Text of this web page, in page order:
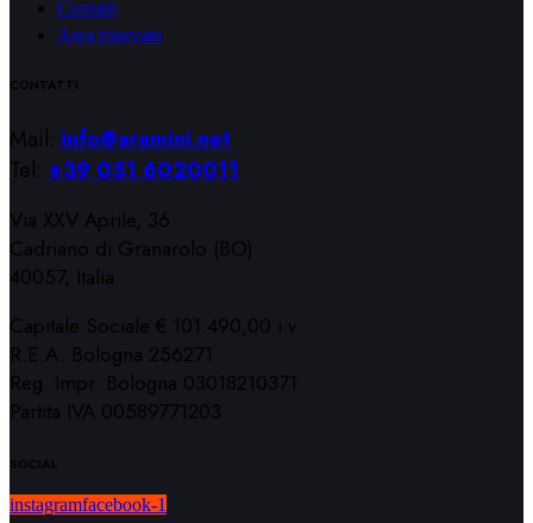
Contatti
Area riservata
CONTATTI
Mail: info@aramini.net
Tel: +39 051 6020011
Via XXV Aprile, 36
Cadriano di Granarolo (BO)
40057, Italia
Capitale Sociale € 101.490,00 i.v.
R.E.A. Bologna 256271
Reg. Impr. Bologna 03018210371
Partita IVA 00589771203
SOCIAL
instagramfacebook-1